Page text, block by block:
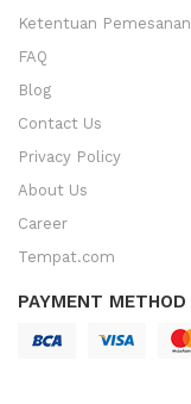
Ketentuan Pemesanan
FAQ
Blog
Contact Us
Privacy Policy
About Us
Career
Tempat.com
PAYMENT METHOD